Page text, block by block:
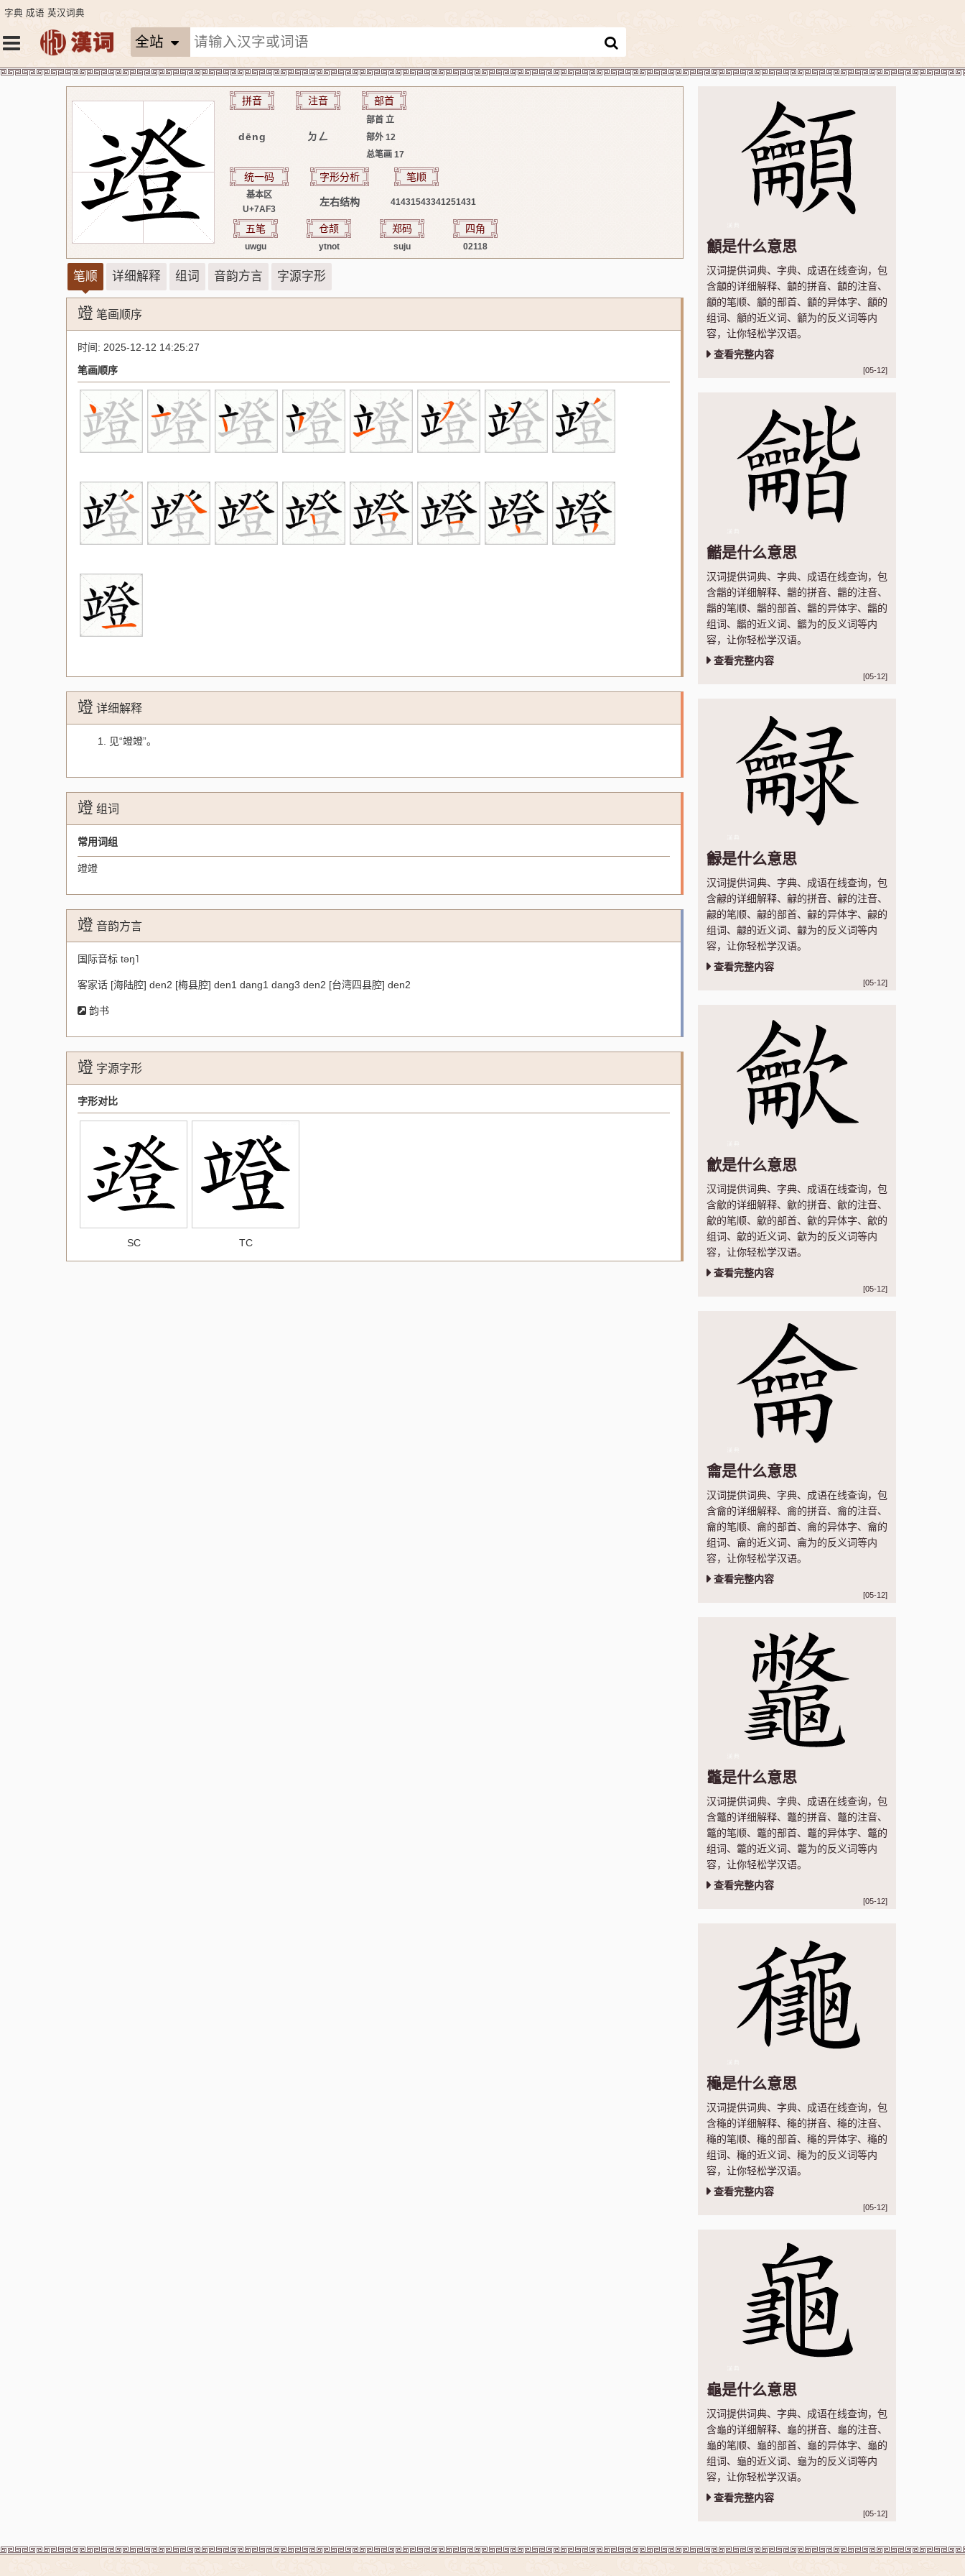
字典 成语 英汉词典
全站
拼音 注音 部首
dēng ㄉㄥ
部首 立
部外 12
总笔画 17
统一码 字形分析 笔顺
基本区
U+7AF3
左右结构 41431543341251431
五笔 仓颉 郑码 四角
uwgu ytnot suju 02118
笔顺 详细解释 组词 音韵方言 字源字形
竳 笔画顺序
时间: 2025-12-12 14:25:27
笔画顺序
竳 详细解释
1. 见“竳竳”。
竳 组词
常用词组
竳竳
竳 音韵方言
国际音标 təŋ˥
客家话 [海陆腔] den2 [梅县腔] den1 dang1 dang3 den2 [台湾四县腔] den2
韵书
竳 字源字形
字形对比
SC TC
龥是什么意思
汉词提供词典、字典、成语在线查询，包
含龥的详细解释、龥的拼音、龥的注音、
龥的笔顺、龥的部首、龥的异体字、龥的
组词、龥的近义词、龥为的反义词等内
容，让你轻松学汉语。
查看完整内容
[05-12]
龤是什么意思
汉词提供词典、字典、成语在线查询，包
含龤的详细解释、龤的拼音、龤的注音、
龤的笔顺、龤的部首、龤的异体字、龤的
组词、龤的近义词、龤为的反义词等内
容，让你轻松学汉语。
查看完整内容
[05-12]
龣是什么意思
汉词提供词典、字典、成语在线查询，包
含龣的详细解释、龣的拼音、龣的注音、
龣的笔顺、龣的部首、龣的异体字、龣的
组词、龣的近义词、龣为的反义词等内
容，让你轻松学汉语。
查看完整内容
[05-12]
龡是什么意思
汉词提供词典、字典、成语在线查询，包
含龡的详细解释、龡的拼音、龡的注音、
龡的笔顺、龡的部首、龡的异体字、龡的
组词、龡的近义词、龡为的反义词等内
容，让你轻松学汉语。
查看完整内容
[05-12]
龠是什么意思
汉词提供词典、字典、成语在线查询，包
含龠的详细解释、龠的拼音、龠的注音、
龠的笔顺、龠的部首、龠的异体字、龠的
组词、龠的近义词、龠为的反义词等内
容，让你轻松学汉语。
查看完整内容
[05-12]
龞是什么意思
汉词提供词典、字典、成语在线查询，包
含龞的详细解释、龞的拼音、龞的注音、
龞的笔顺、龞的部首、龞的异体字、龞的
组词、龞的近义词、龞为的反义词等内
容，让你轻松学汉语。
查看完整内容
[05-12]
龝是什么意思
汉词提供词典、字典、成语在线查询，包
含龝的详细解释、龝的拼音、龝的注音、
龝的笔顺、龝的部首、龝的异体字、龝的
组词、龝的近义词、龝为的反义词等内
容，让你轻松学汉语。
查看完整内容
[05-12]
龜是什么意思
汉词提供词典、字典、成语在线查询，包
含龜的详细解释、龜的拼音、龜的注音、
龜的笔顺、龜的部首、龜的异体字、龜的
组词、龜的近义词、龜为的反义词等内
容，让你轻松学汉语。
查看完整内容
[05-12]